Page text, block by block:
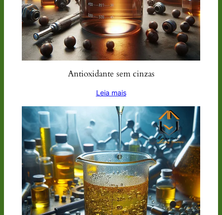
Antioxidante sem cinzas
Leia mais